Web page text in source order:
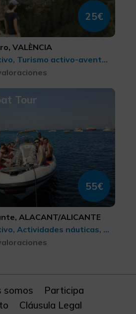
25€
VALÈNCIA
Turismo deportivo, Turismo activo-aventura
Tour
55€
ALACANT/ALICANTE
Turismo deportivo, Actividades náuticas, Turismo activo-aventura
somos
Participa
Cláusula Legal